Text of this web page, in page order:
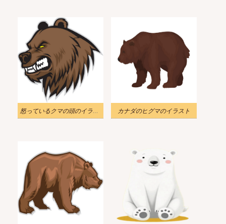
怒っているクマの頭のイラスト カナダのヒグマのイラスト